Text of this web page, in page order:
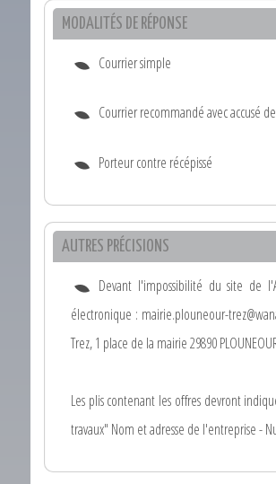
MODALITÉS DE RÉPONSE
Courrier simple
Courrier recommandé avec accusé
Porteur contre récépissé
AUTRES PRÉCISIONS
Devant l'impossibilité du site de
électronique : mairie.plouneour-
Trez, 1 place de la mairie 29890
Les plis contenant les offres devront
travaux" Nom et adresse de l'entreprise -